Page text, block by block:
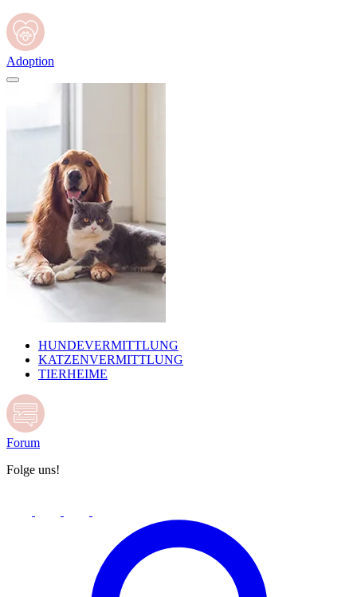
Adoption
HUNDEVERMITTLUNG
KATZENVERMITTLUNG
TIERHEIME
Forum
Folge uns!